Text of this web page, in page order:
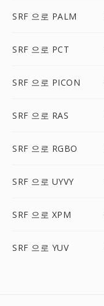
SRF 으로 PALM
SRF 으로 PCT
SRF 으로 PICON
SRF 으로 RAS
SRF 으로 RGBO
SRF 으로 UYVY
SRF 으로 XPM
SRF 으로 YUV